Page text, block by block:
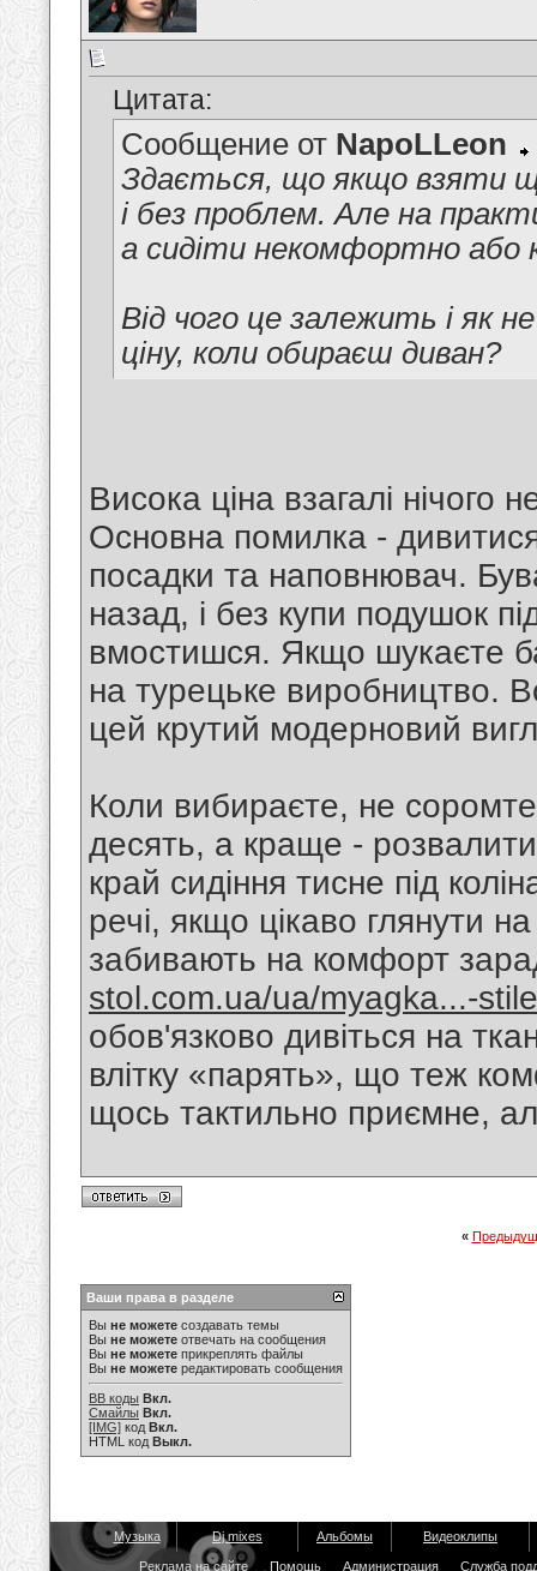
Цитата:
Сообщение от NapoLLeon
Здається, що якщо взяти
і без проблем. Але на
а сидіти некомфортно або
Від чого це залежить і як
ціну, коли обираєш диван?
Висока ціна взагалі нічого
Основна помилка -
посадки та наповнювач.
назад, і без купи подушок
вмостишся. Якщо шукаєте
на турецьке виробництво.
цей крутий модерновий
Коли вибираєте, не
десять, а краще -
край сидіння тисне під
речі, якщо цікаво глянути
забивають на комфорт
stol.com.ua/ua/myagka...-
обов'язково дивіться на
влітку «парять», що теж
щось тактильно приємне,
«
Ваши права в разделе
Вы не можете создавать темы
Вы не можете отвечать на сообщения
Вы не можете прикреплять файлы
Вы не можете редактировать сообщения
BB коды Вкл.
Смайлы Вкл.
[IMG] код Вкл.
HTML код Выкл.
Музыка Dj mixes Альбомы Видеоклипы
Реклама на сайте Помощь Администрация Служба